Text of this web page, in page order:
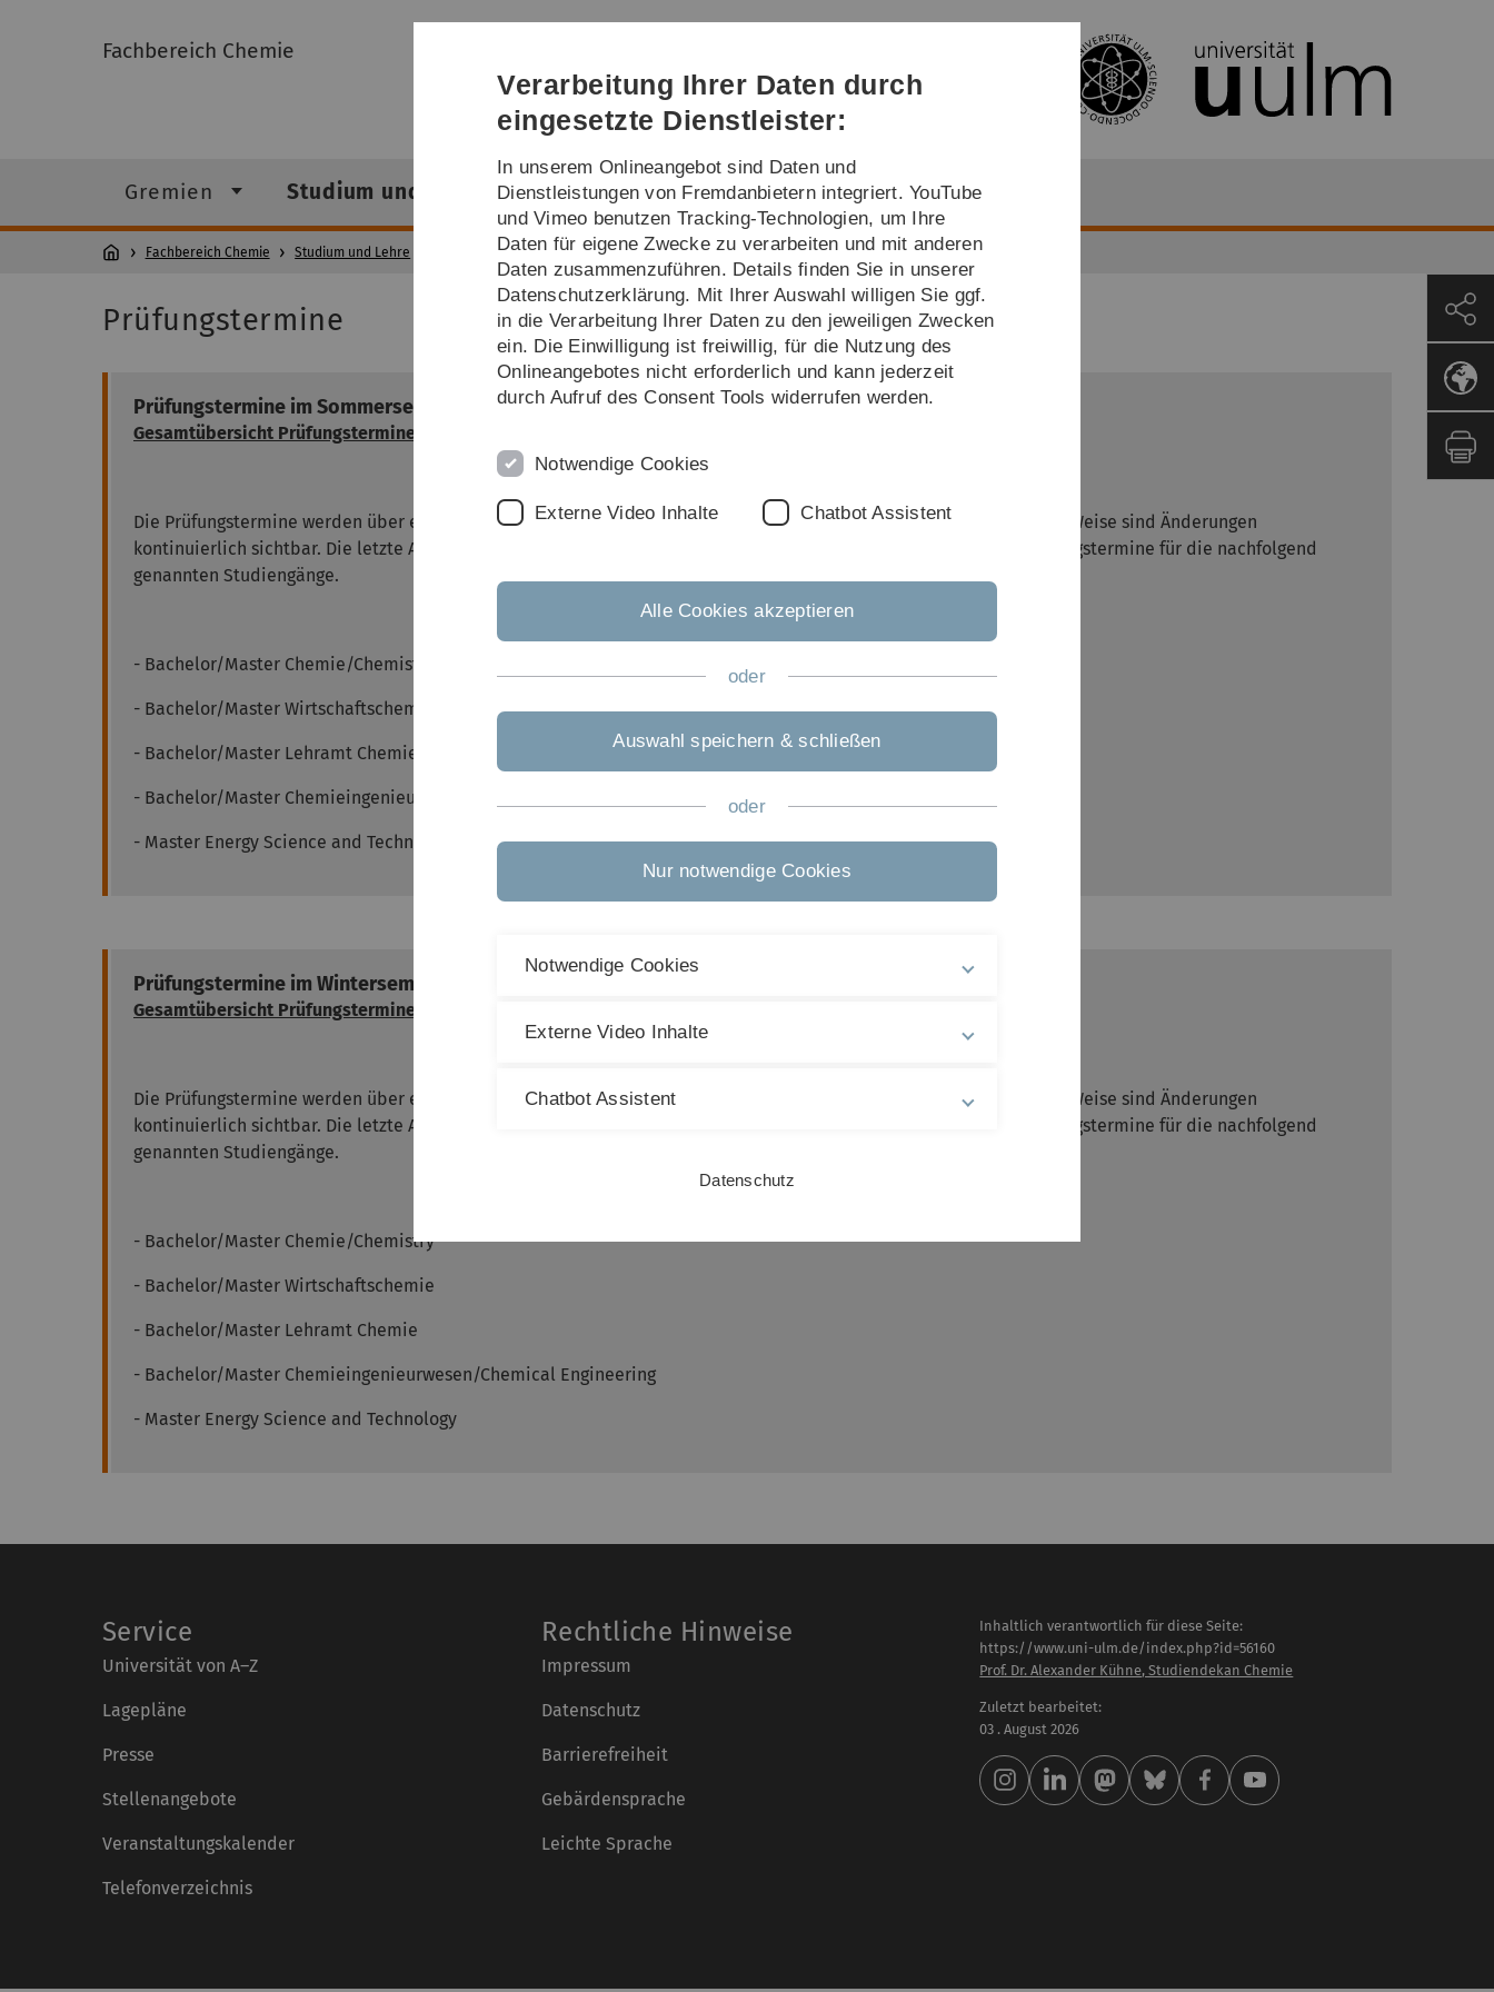
Direkt
Direkt
Direkt
(Sprache,
Drucken,
Social
Direkt
Direkt
Fachbereich Chemie
Gremien Studium und Lehre Institute/Sonstiges
Fachbereich Chemie Studium und Lehre Stundenpläne, Prüfungstermine, Profile Prüfungstermine
Prüfungstermine
Prüfungstermine im Sommersemester 2026
Gesamtübersicht Prüfungstermine SoSe 2026
Die Prüfungstermine werden über einen Freigabelink zur kiz Cloud (nur Leserechte) zur Verfügung gestellt. Auf diese Weise sind Änderungen
kontinuierlich sichtbar. Die letzte Aktualisierung wird in der Datei rechts oben ausgewiesen. Die Datei enthält Prüfungstermine für die nachfolgend
genannten Studiengänge.
- Bachelor/Master Chemie/Chemistry
- Bachelor/Master Wirtschaftschemie
- Bachelor/Master Lehramt Chemie
- Bachelor/Master Chemieingenieurwesen/Chemical Engineering
- Master Energy Science and Technology
Prüfungstermine im Wintersemester 2026/27:
Gesamtübersicht Prüfungstermine WiSe 2026/27
Die Prüfungstermine werden über einen Freigabelink zur kiz Cloud (nur Leserechte) zur Verfügung gestellt. Auf diese Weise sind Änderungen
kontinuierlich sichtbar. Die letzte Aktualisierung wird in der Datei rechts oben ausgewiesen. Die Datei enthält Prüfungstermine für die nachfolgend
genannten Studiengänge.
- Bachelor/Master Chemie/Chemistry
- Bachelor/Master Wirtschaftschemie
- Bachelor/Master Lehramt Chemie
- Bachelor/Master Chemieingenieurwesen/Chemical Engineering
- Master Energy Science and Technology
Service
Universität von A–Z
Lagepläne
Presse
Stellenangebote
Veranstaltungskalender
Telefonverzeichnis
Rechtliche Hinweise
Impressum
Datenschutz
Barrierefreiheit
Gebärdensprache
Leichte Sprache
Inhaltlich verantwortlich für diese Seite:
https://www.uni-ulm.de/index.php?id=56160
Prof. Dr. Alexander Kühne, Studiendekan Chemie
Zuletzt bearbeitet:
03 . August 2026
Verarbeitung Ihrer Daten durch
eingesetzte Dienstleister:
In unserem Onlineangebot sind Daten und
Dienstleistungen von Fremdanbietern integriert. YouTube
und Vimeo benutzen Tracking-Technologien, um Ihre
Daten für eigene Zwecke zu verarbeiten und mit anderen
Daten zusammenzuführen. Details finden Sie in unserer
Datenschutzerklärung. Mit Ihrer Auswahl willigen Sie ggf.
in die Verarbeitung Ihrer Daten zu den jeweiligen Zwecken
ein. Die Einwilligung ist freiwillig, für die Nutzung des
Onlineangebotes nicht erforderlich und kann jederzeit
durch Aufruf des Consent Tools widerrufen werden.
Notwendige Cookies
Externe Video Inhalte Chatbot Assistent
Alle Cookies akzeptieren
oder
Auswahl speichern & schließen
oder
Nur notwendige Cookies
Notwendige Cookies
Externe Video Inhalte
Chatbot Assistent
Datenschutz